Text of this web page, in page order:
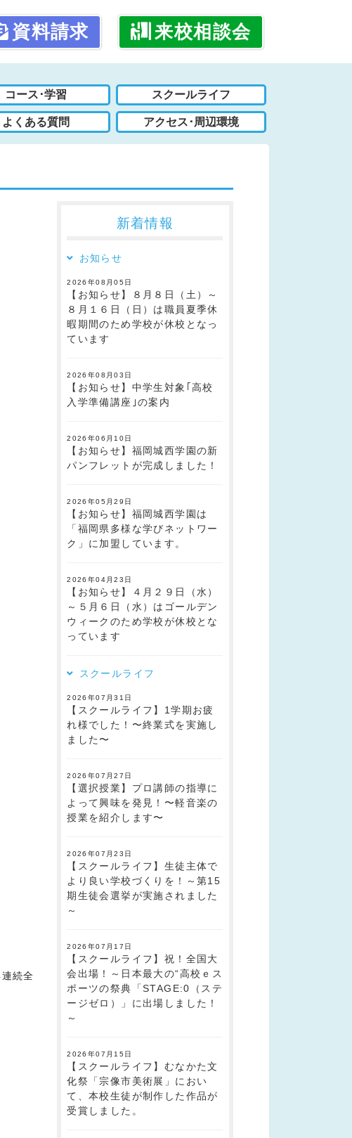
資料請求 来校相談会
コース･学習 スクールライフ
よくある質問 アクセス･周辺環境
続全
新着情報
お知らせ
2026年08月05日
【お知らせ】８月８日（土）～
８月１６日（日）は職員夏季休
暇期間のため学校が休校となっ
ています
2026年08月03日
【お知らせ】中学生対象｢高校
入学準備講座｣の案内
2026年06月10日
【お知らせ】福岡城西学園の新
パンフレットが完成しました！
2026年05月29日
【お知らせ】福岡城西学園は
「福岡県多様な学びネットワー
ク」に加盟しています。
2026年04月23日
【お知らせ】４月２９日（水）
～５月６日（水）はゴールデン
ウィークのため学校が休校とな
っています
スクールライフ
2026年07月31日
【スクールライフ】1学期お疲
れ様でした！〜終業式を実施し
ました〜
2026年07月27日
【選択授業】プロ講師の指導に
よって興味を発見！〜軽音楽の
授業を紹介します〜
2026年07月23日
【スクールライフ】生徒主体で
より良い学校づくりを！～第15
期生徒会選挙が実施されました
～
2026年07月17日
【スクールライフ】祝！全国大
会出場！～日本最大の“高校ｅス
ポーツの祭典「STAGE:0（ステ
ージゼロ）」に出場しました！
～
2026年07月15日
【スクールライフ】むなかた文
化祭「宗像市美術展」におい
て、本校生徒が制作した作品が
受賞しました。